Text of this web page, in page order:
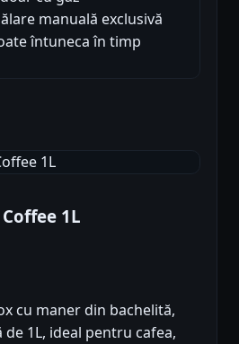
manuală exclusivă
întuneca în timp
1L
cu maner din bachelită,
1L, ideal pentru cafea,